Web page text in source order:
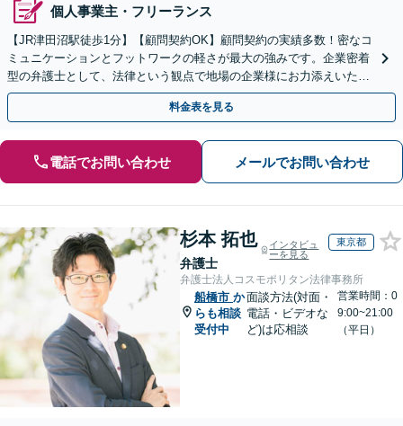
個人事業主・フリーランス
【JR津田沼駅徒歩1分】【顧問契約OK】顧問契約の実績多数！密なコ
ミュニケーションとフットワークの軽さが最大の強みです。企業密着
型の弁護士として、法律という観点で地場の企業様にお力添えいたし
ます【初回相談無料 】【着手金無料あり】
料金表を見る
電話でお問い合わせ メールでお問い合わせ
杉本 拓也
弁護士
インタビュ
ーを見る
東京都
弁護士法人コスモポリタン法律事務所
船橋市 か
らも相談
受付中
面談方法(対面・
電話・ビデオな
ど)は応相談
営業時間：0
9:00~21:00
（平日）